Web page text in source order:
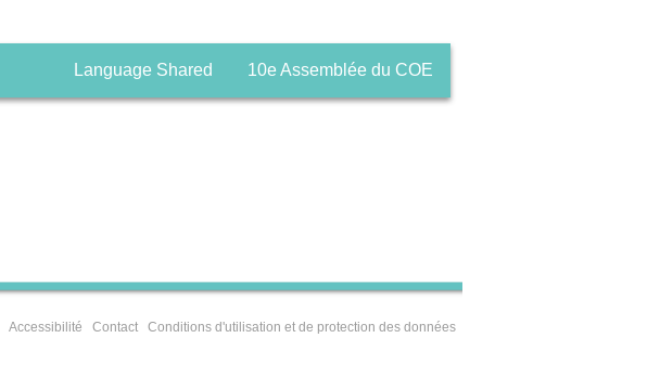
Language Shared 10e Assemblée du COE
Accessibilité Contact Conditions d'utilisation et de protection des données